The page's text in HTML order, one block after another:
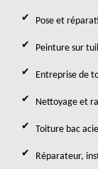
Pose et
Peinture sur
Entreprise de
Nettoyage et
Toiture bac
Réparateur,